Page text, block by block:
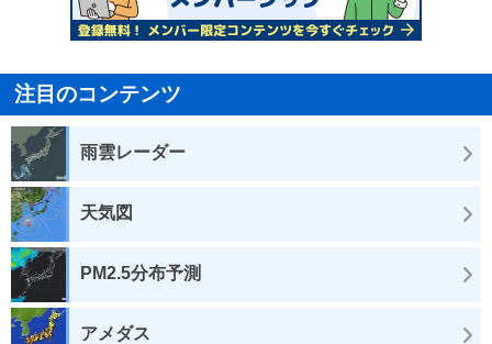
注目のコンテンツ
雨雲レーダー
天気図
PM2.5分布予測
アメダス